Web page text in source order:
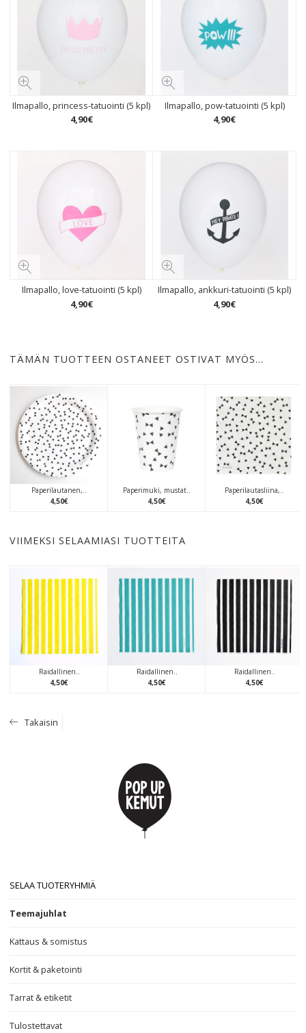
Ilmapallo, princess-tatuointi (5 kpl)
4,90€
Ilmapallo, pow-tatuointi (5 kpl)
4,90€
Ilmapallo, love-tatuointi (5 kpl)
4,90€
Ilmapallo, ankkuri-tatuointi (5 kpl)
4,90€
TÄMÄN TUOTTEEN OSTANEET OSTIVAT MYÖS…
Paperilautanen,..
4,50€
Paperimuki, mustat..
4,50€
Paperilautasliina,..
4,50€
VIIMEKSI SELAAMIASI TUOTTEITA
Raidallinen..
4,50€
Raidallinen..
4,50€
Raidallinen..
4,50€
Takaisin
SELAA TUOTERYHMIÄ
Teemajuhlat
Kattaus & somistus
Kortit & paketointi
Tarrat & etiketit
Tulostettavat